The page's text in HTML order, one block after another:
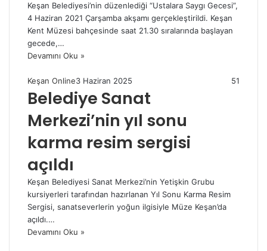
Keşan Belediyesi’nin düzenlediği “Ustalara Saygı Gecesi”,
4 Haziran 2021 Çarşamba akşamı gerçekleştirildi. Keşan
Kent Müzesi bahçesinde saat 21.30 sıralarında başlayan
gecede,…
Devamını Oku »
Keşan Online3 Haziran 2025 51
Belediye Sanat
Merkezi’nin yıl sonu
karma resim sergisi
açıldı
Keşan Belediyesi Sanat Merkezi’nin Yetişkin Grubu
kursiyerleri tarafından hazırlanan Yıl Sonu Karma Resim
Sergisi, sanatseverlerin yoğun ilgisiyle Müze Keşan’da
açıldı.…
Devamını Oku »